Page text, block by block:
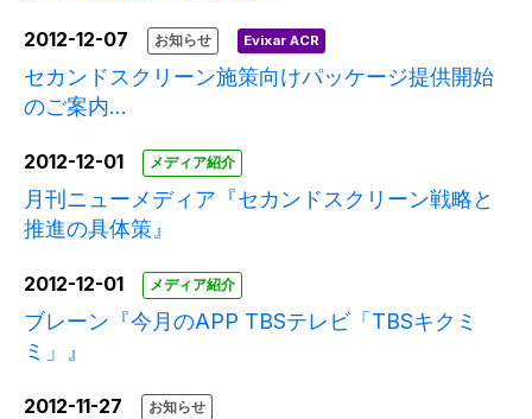
2012-12-07 お知らせ Evixar ACR
セカンドスクリーン施策向けパッケージ提供開始
のご案内...
2012-12-01 メディア紹介
月刊ニューメディア『セカンドスクリーン戦略と
推進の具体策』
2012-12-01 メディア紹介
ブレーン『今月のAPP TBSテレビ「TBSキクミ
ミ」』
2012-11-27 お知らせ